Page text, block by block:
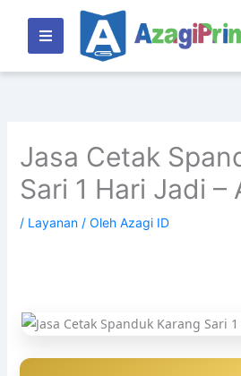
konten
Jasa Cetak
Sari 1 Hari Jadi –
/ Layanan/ Oleh Azagi ID